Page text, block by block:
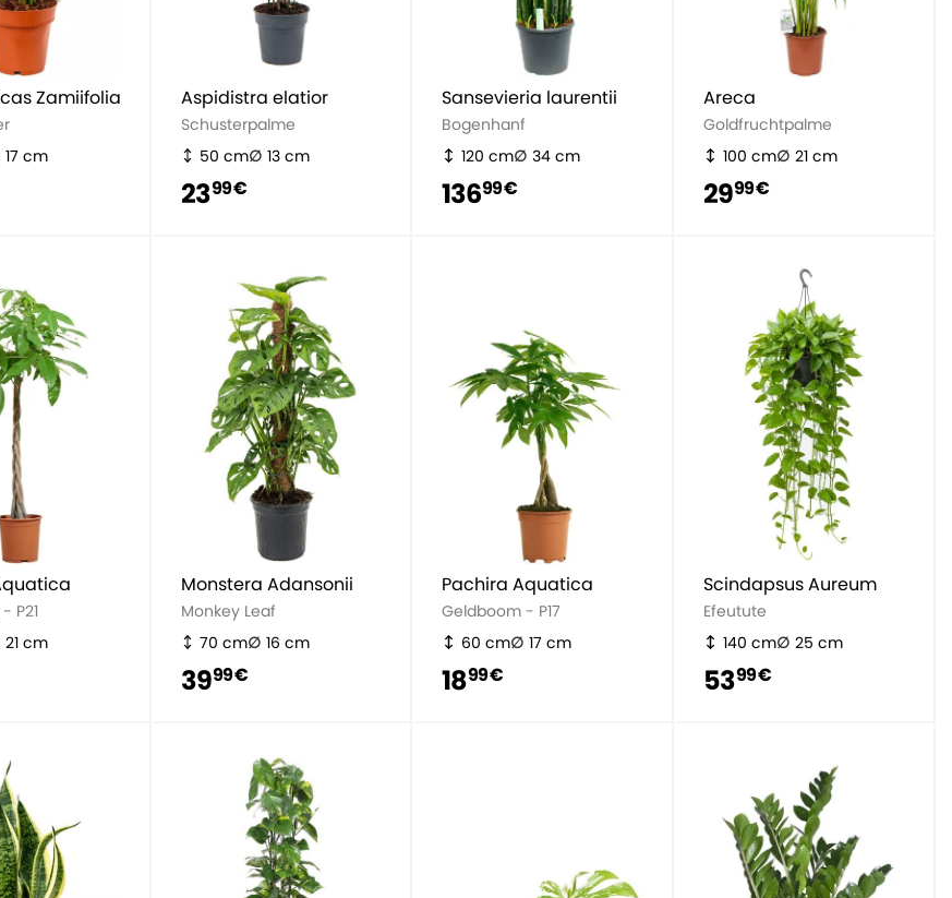
Zamiifolia
17 cm
Aspidistra elatior
Schusterpalme
50 cm
13 cm
2399 €
Sansevieria laurentii
Bogenhanf
120 cm
34 cm
13699 €
Areca
Goldfruchtpalme
100 cm
21 cm
2999 €
P21
21 cm
Monstera Adansonii
Monkey Leaf
70 cm
16 cm
3999 €
Pachira Aquatica
Geldboom - P17
60 cm
17 cm
1899 €
Scindapsus Aureum
Efeutute
140 cm
25 cm
5399 €